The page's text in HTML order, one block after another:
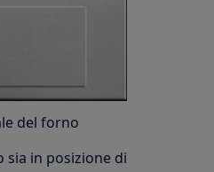
del forno
sia in posizione di